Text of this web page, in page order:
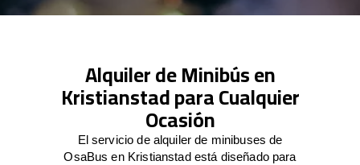
Alquiler de Minibús en
Kristianstad para Cualquier
Ocasión
El servicio de alquiler de minibuses de
OsaBus en Kristianstad está diseñado para